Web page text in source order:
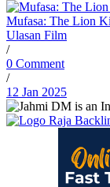
Mufasa: The Lion
Ulasan Film
/
0 Comment
/
12 Jan 2025